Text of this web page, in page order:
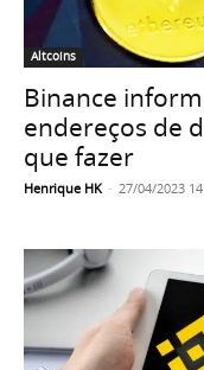
Altcoins
Binance
endereços de
que fazer
Henrique HK - 27/04/2023